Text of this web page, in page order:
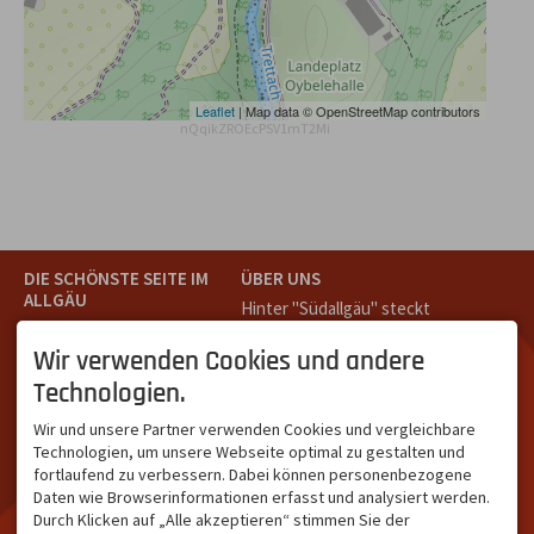
Leaflet | Map data © OpenStreetMap contributors
nQqikZROEcPSV1mT2Mi
DIE SCHÖNSTE SEITE IM
ALLGÄU
Teil des Oberallgäus. Es
verbindet die Tourismus-
Destinationen Oberstdorf,
Kleinwalsertal und beliebte
Urlaubsziele wie die
Hörnerdörfer, Alpsee-
Grünten, Oberstaufen oder
Wertach im Allgäu.
ÜBER UNS
Hinter "Südallgäu" steckt
Oberstdorf.
Unser Ziel ist ein attraktives
Leistungsträger im
südlichen Oberallgäu eine
starke Plattform bietet.
Wir verwenden Cookies und andere
Technologien.
Wir und unsere Partner verwenden Cookies und vergleichbare
Technologien, um unsere Webseite optimal zu gestalten und
fortlaufend zu verbessern. Dabei können personenbezogene
Daten wie Browserinformationen erfasst und analysiert werden.
Durch Klicken auf „Alle akzeptieren“ stimmen Sie der